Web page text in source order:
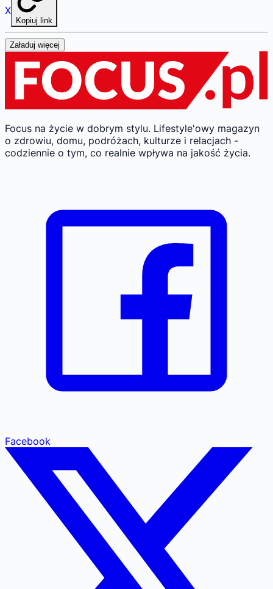
X
Kopiuj link
Załaduj więcej
Focus na życie w dobrym stylu. Lifestyle'owy magazyn
o zdrowiu, domu, podróżach, kulturze i relacjach -
codziennie o tym, co realnie wpływa na jakość życia.
Facebook